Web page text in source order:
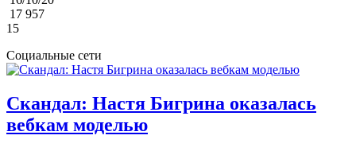
17 957
15
Социальные сети
Скандал: Настя Бигрина оказалась
вебкам моделью